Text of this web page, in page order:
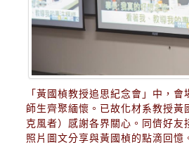
「黃國楨教授追思紀念會」中，會
師生齊聚緬懷。已故化材系教授黃
克風者）感謝各界關心。同儕好友
照片圖文分享與黃國楨的點滴回憶